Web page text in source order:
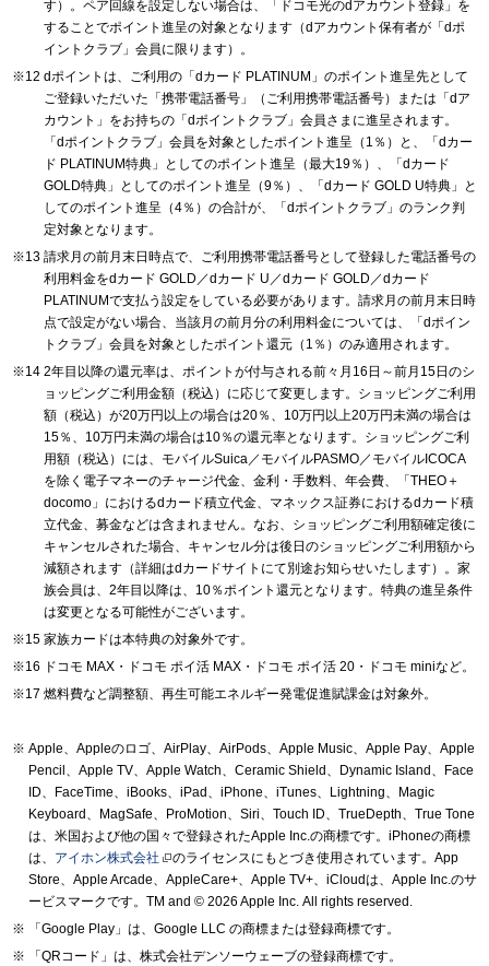
す）。ペア回線を設定しない場合は、「ドコモ光のdアカウント登録」を
することでポイント進呈の対象となります（dアカウント保有者が「dポ
イントクラブ」会員に限ります）。
dポイントは、ご利用の「dカード PLATINUM」のポイント進呈先として
ご登録いただいた「携帯電話番号」（ご利用携帯電話番号）または「dア
カウント」をお持ちの「dポイントクラブ」会員さまに進呈されます。
「dポイントクラブ」会員を対象としたポイント進呈（1％）と、「dカー
ド PLATINUM特典」としてのポイント進呈（最大19％）、「dカード
GOLD特典」としてのポイント進呈（9％）、「dカード GOLD U特典」と
してのポイント進呈（4％）の合計が、「dポイントクラブ」のランク判
定対象となります。
請求月の前月末日時点で、ご利用携帯電話番号として登録した電話番号の
利用料金をdカード GOLD／dカード U／dカード GOLD／dカード
PLATINUMで支払う設定をしている必要があります。請求月の前月末日時
点で設定がない場合、当該月の前月分の利用料金については、「dポイン
トクラブ」会員を対象としたポイント還元（1％）のみ適用されます。
2年目以降の還元率は、ポイントが付与される前々月16日～前月15日のシ
ョッピングご利用金額（税込）に応じて変更します。ショッピングご利用
額（税込）が20万円以上の場合は20％、10万円以上20万円未満の場合は
15％、10万円未満の場合は10％の還元率となります。ショッピングご利
用額（税込）には、モバイルSuica／モバイルPASMO／モバイルICOCA
を除く電子マネーのチャージ代金、金利・手数料、年会費、「THEO＋
docomo」におけるdカード積立代金、マネックス証券におけるdカード積
立代金、募金などは含まれません。なお、ショッピングご利用額確定後に
キャンセルされた場合、キャンセル分は後日のショッピングご利用額から
減額されます（詳細はdカードサイトにて別途お知らせいたします）。家
族会員は、2年目以降は、10％ポイント還元となります。特典の進呈条件
は変更となる可能性がございます。
家族カードは本特典の対象外です。
ドコモ MAX・ドコモ ポイ活 MAX・ドコモ ポイ活 20・ドコモ miniなど。
燃料費など調整額、再生可能エネルギー発電促進賦課金は対象外。
Apple、Appleのロゴ、AirPlay、AirPods、Apple Music、Apple Pay、Apple
Pencil、Apple TV、Apple Watch、Ceramic Shield、Dynamic Island、Face
ID、FaceTime、iBooks、iPad、iPhone、iTunes、Lightning、Magic
Keyboard、MagSafe、ProMotion、Siri、Touch ID、TrueDepth、True Tone
は、米国および他の国々で登録されたApple Inc.の商標です。iPhoneの商標
は、 アイホン株式会社
のライセンスにもとづき使用されています。App
Store、Apple Arcade、AppleCare+、Apple TV+、iCloudは、Apple Inc.のサ
ービスマークです。TM and © 2026 Apple Inc. All rights reserved.
「Google Play」は、Google LLC の商標または登録商標です。
「QRコード」は、株式会社デンソーウェーブの登録商標です。